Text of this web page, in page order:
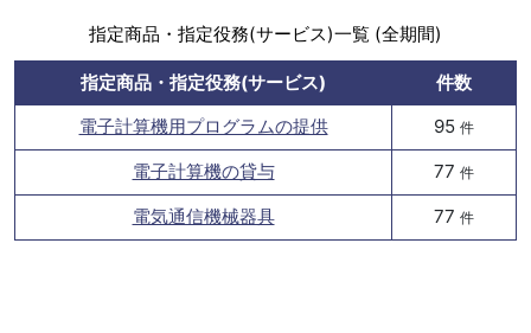
指定商品・指定役務(サービス)一覧 (全期間)
指定商品・指定役務(サービス)
件数
電子計算機用プログラムの提供
95 件
電子計算機の貸与 77 件
電気通信機械器具 77 件